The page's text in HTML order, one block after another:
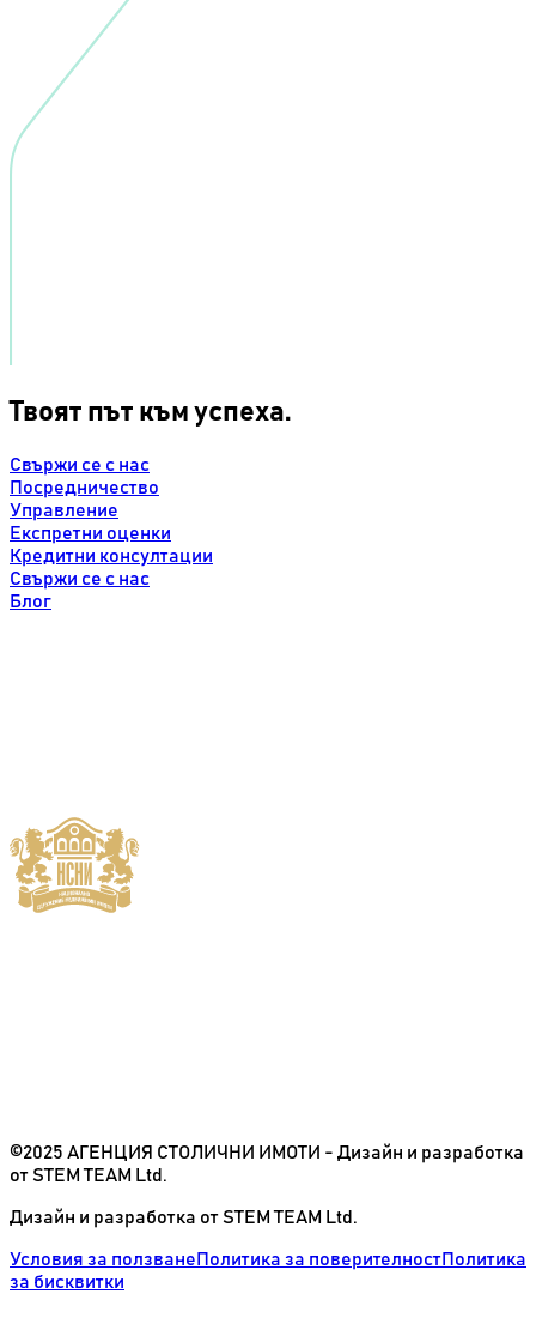
Твоят път към успеха.
Свържи се с нас
Посредничество
Управление
Експретни оценки
Кредитни консултации
Свържи се с нас
Блог
©2025 АГЕНЦИЯ СТОЛИЧНИ ИМОТИ - Дизайн и разработка
от STEM TEAM Ltd.
Дизайн и разработка от STEM TEAM Ltd.
Условия за ползване Политика за поверителностПолитика
за бисквитки